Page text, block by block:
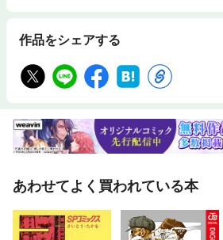
作品をシェアする
あわせてよく買われている本